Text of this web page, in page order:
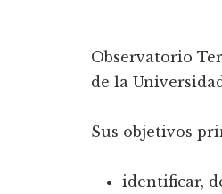
Observatorio
de la
Sus objetivos
identificar,